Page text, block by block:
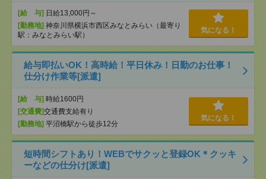
[給 与] 日給13,000円～
[勤務地] 神奈川県横浜市西区みなとみらい（最寄り
駅：みなとみらい駅）
気になる！
給与即払いOK！高時給！平日休み！日勤のお仕事！
仕分け作業等[派遣]
[給 与] 時給1600円
[交通費]交通費支給有り
[勤務地] 平沼橋駅から徒歩12分
気になる！
短時間シフトあり！WEBでサクッと登録OK＊クッキ
ーなどの仕分け[派遣]